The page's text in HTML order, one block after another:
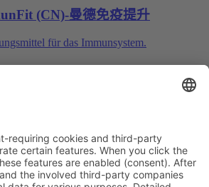
(CN)-曼德免疫提升
für das Immunsystem.
(CN)-隐私政策
企业说明